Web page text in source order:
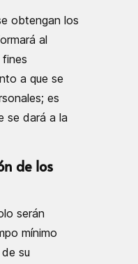
obtengan los
al
a que se
es
se dará a la
de los
serán
mínimo
su